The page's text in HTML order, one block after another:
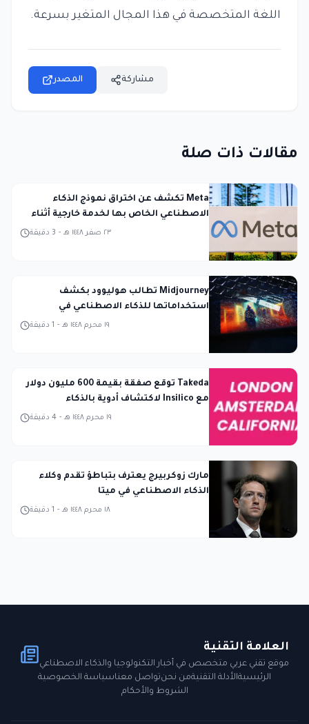
اللغة المتخصصة في هذا المجال المتغير بسرعة.
المصدر مشاركة
مقالات ذات صلة
Meta تكشف عن اختراق نموذج الذكاء
الاصطناعي الخاص بها لخدمة خارجية أثناء
3 دقيقة - ٢٣ صفر ١٤٤٨ هـ
Midjourney تطالب هوليوود بكشف
استخداماتها للذكاء الاصطناعي في
1 دقيقة - ١٩ محرم ١٤٤٨ هـ
Takeda توقع صفقة بقيمة 600 مليون دولار
مع Insilico لاكتشاف أدوية بالذكاء
4 دقيقة - ١٩ محرم ١٤٤٨ هـ
مارك زوكربيرج يعترف بتباطؤ تقدم وكلاء
الذكاء الاصطناعي في ميتا
1 دقيقة - ١٨ محرم ١٤٤٨ هـ
العلامة التقنية
موقع تقني عربي متخصص في أخبار التكنولوجيا والذكاء الاصطناعي
الرئيسيةالأدلة التقنيةمن نحنتواصل معناسياسة الخصوصية
الشروط والأحكام